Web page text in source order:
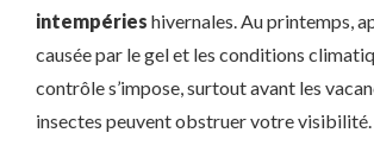
intempéries hivernales. Au printemps,
causée par le gel et les conditions
contrôle s’impose, surtout avant les
insectes peuvent obstruer votre visibilité.